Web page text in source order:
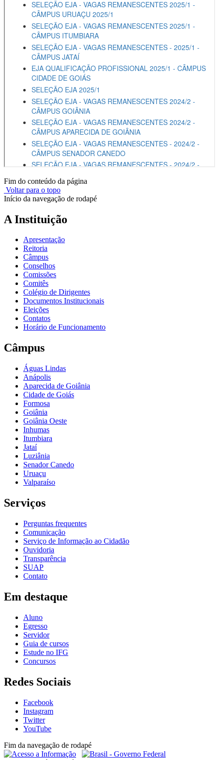
Fim do conteúdo da página
Voltar para o topo
Início da navegação de rodapé
A Instituição
Apresentação
Reitoria
Câmpus
Conselhos
Comissões
Comitês
Colégio de Dirigentes
Documentos Institucionais
Eleições
Contatos
Horário de Funcionamento
Câmpus
Águas Lindas
Anápolis
Aparecida de Goiânia
Cidade de Goiás
Formosa
Goiânia
Goiânia Oeste
Inhumas
Itumbiara
Jataí
Luziânia
Senador Canedo
Uruaçu
Valparaíso
Serviços
Perguntas frequentes
Comunicação
Serviço de Informação ao Cidadão
Ouvidoria
Transparência
SUAP
Contato
Em destaque
Aluno
Egresso
Servidor
Guia de cursos
Estude no IFG
Concursos
Redes Sociais
Facebook
Instagram
Twitter
YouTube
Fim da navegação de rodapé